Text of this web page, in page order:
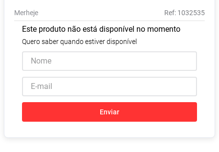
Merheje : 1032535
Este produto não está disponível no momento
Quero saber quando estiver disponível
Enviar
8º
9º Vitamina D
10º Lavitan